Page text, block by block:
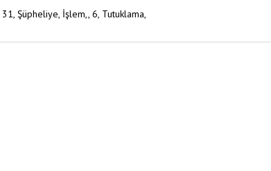
31, Şüpheliye, İşlem,, 6, Tutuklama,